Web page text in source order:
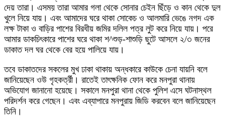
দেয় তারা। এসময় তারা আমার গলা থেকে সোনার চেইন ছিঁড়ে ও কান থেকে দুল
খুলে নিয়ে যায়। এবং আমাদের ঘরে থাকা সোকেচ ও আলমারি ভেঙে নগদ এক
লক্ষ টাকা ও বাড়ির পাশের বিরধীয় জমির দলিল পত্র লুট করে নিয়ে যায়। পরে
আমার ডাকচিৎকারে পাশের ঘরে থাকা শ^শুড়-শাশুড়ি ছুটে আসলে ২/৩ জনের
ডাকাত দল ঘর থেকে বের হয়ে পালিয়ে যায়।
তবে ডাকাতদের সকলের মুখ ঢাকা থাকায় অন্ধকারে কাউকে চেনা যায়নি বলে
জানিয়েছেন ওউ গৃহকর্ত্রী। রাতেই তাৎক্ষনিক ফোন করে মনপুরা থানায়
অভিযোগ জানানো হয়েছে। সকালে মনপুরা থানা থেকে পুলিশ এসে ঘটনাস্থল
পরিদর্শন করে গেছেন। এবং এব্যাপারে মনপুরায় জিডি করবেন বলে জানিয়েছেন
তিনি।